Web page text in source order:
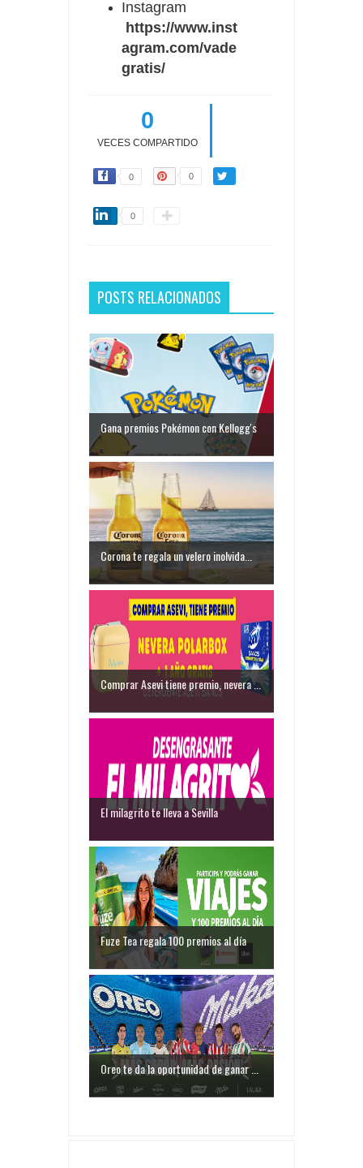
Instagram
https://www.inst
agram.com/vade
gratis/
0
VECES COMPARTIDO
0 0
0
POSTS RELACIONADOS
Gana premios Pokémon con Kellogg's
Corona te regala un velero inolvida...
Comprar Asevi tiene premio, nevera ...
El milagrito te lleva a Sevilla
Fuze Tea regala 100 premios al día
Oreo te da la oportunidad de ganar ...